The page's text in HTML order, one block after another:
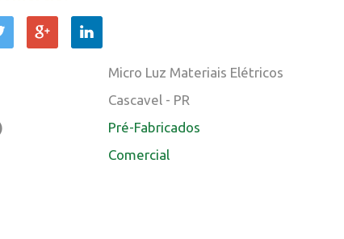
Micro Luz Materiais Elétricos
Cascavel - PR
Pré-Fabricados
Comercial